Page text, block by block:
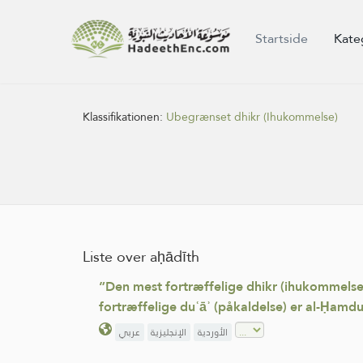
Startside
Klassifikationen: Ubegrænset dhikr (Ihukommelse)
Liste over aḥādīth
”Den mest fortræffelige dhikr
fortræffelige duʿāʾ (påkaldelse) er al-
عربي الإنجليزية الأوردية